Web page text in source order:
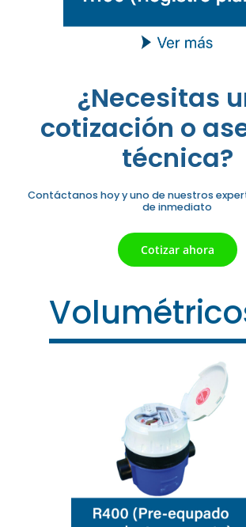
¿Necesitas
cotización o
técnica?
Contáctanos hoy y uno de nuestros
de inmediato
Cotizar ahora